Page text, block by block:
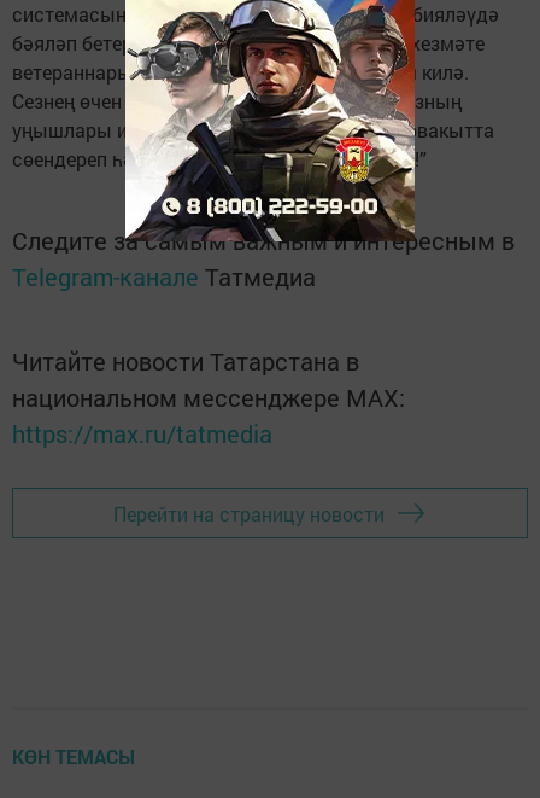
системасын үстерүдә һәм яшь буынны тәрбияләүдә
бәяләп бетергесез өлеш керткән педагогия хезмәте
ветераннарына аерым ихтирам белдерәсем килә.
Сезнең өчен иң зур бәхет – бу укучыларыгызның
уңышлары икәнлеген беләм. Алар сезне һәрвакытта
сөендереп һәм илһамландырып ­торсыннар!”
Следите за самым важным и интересным в
Telegram-канале Татмедиа
Читайте новости Татарстана в
национальном мессенджере MАХ:
https://max.ru/tatmedia
Перейти на страницу новости
КӨН ТЕМАСЫ